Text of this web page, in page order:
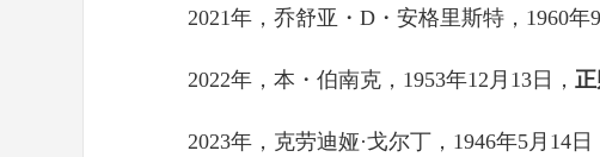
2021年，乔舒亚・D・安格里斯特，1960年
2022年，本・伯南克，1953年12月13日，
2023年，克劳迪娅·戈尔丁，1946年5月14日